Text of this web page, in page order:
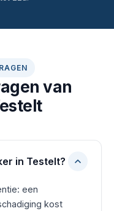
van
in Testelt?
een
kost